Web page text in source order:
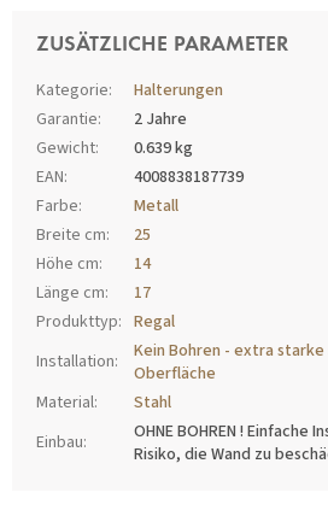
ZUSÄTZLICHE PARAMETER
Kategorie:
Halterungen
Garantie:
2 Jahre
Gewicht:
0.639 kg
EAN:
4008838187739
Farbe:
Metall
Breite cm:
25
Höhe cm:
14
Länge cm:
17
Produkttyp: Regal
Installation:
Kein Bohren - extra
Oberfläche
Material:
Stahl
Einbau:
OHNE BOHREN ! Einfache
Risiko, die Wand zu